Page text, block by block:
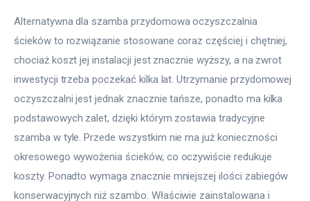
Alternatywna dla szamba przydomowa oczyszczalnia
ścieków to rozwiązanie stosowane coraz częściej i chętniej,
chociaż koszt jej instalacji jest znacznie wyższy, a na zwrot
inwestycji trzeba poczekać kilka lat. Utrzymanie przydomowej
oczyszczalni jest jednak znacznie tańsze, ponadto ma kilka
podstawowych zalet, dzięki którym zostawia tradycyjne
szamba w tyle. Przede wszystkim nie ma już konieczności
okresowego wywożenia ścieków, co oczywiście redukuje
koszty. Ponadto wymaga znacznie mniejszej ilości zabiegów
konserwacyjnych niż szambo. Właściwie zainstalowana i